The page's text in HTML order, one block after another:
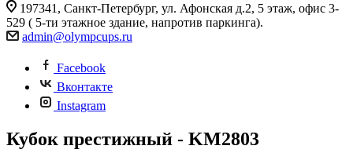
197341, Санкт-Петербург, ул. Афонская д.2, 5 этаж, офис 3-
529 ( 5-ти этажное здание, напротив паркинга).
admin@olympcups.ru
Facebook
Вконтакте
Instagram
Кубок престижный - KM2803